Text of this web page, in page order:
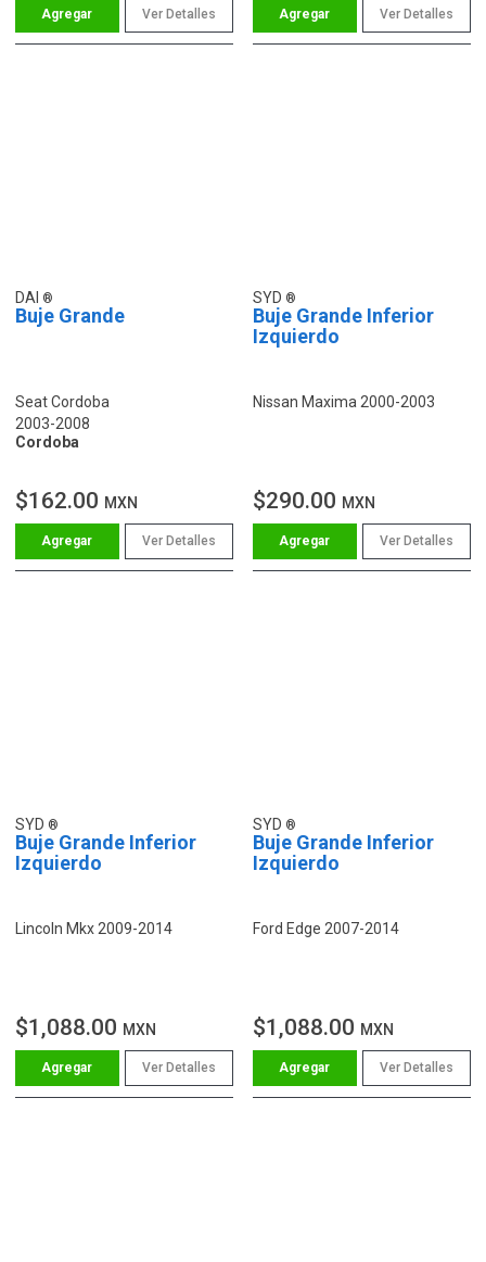
Ver Detalles Ver Detalles
DAI
Buje Grande
Seat Cordoba
2003-2008
Cordoba
$162.00 MXN
Ver Detalles
SYD
Buje Grande Inferior
Izquierdo
Nissan Maxima 2000-2003
$290.00 MXN
Ver Detalles
SYD
Buje Grande Inferior
Izquierdo
Lincoln Mkx 2009-2014
$1,088.00 MXN
Ver Detalles
SYD
Buje Grande Inferior
Izquierdo
Ford Edge 2007-2014
$1,088.00 MXN
Ver Detalles